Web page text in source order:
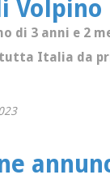
Volpino
di 3 anni e 2
tutta Italia da